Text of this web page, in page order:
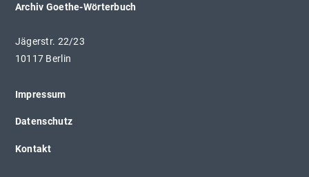
Archiv Goethe-Wörterbuch
Jägerstr. 22/23
10117 Berlin
Impressum
Datenschutz
Kontakt